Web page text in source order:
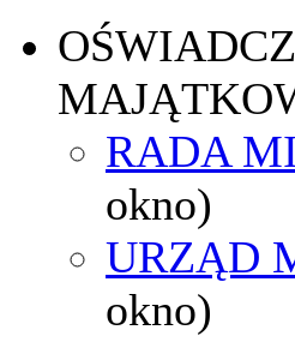
RADA
okno)
URZĄD
okno)